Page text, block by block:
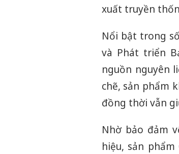
xuất truyền
Nổi bật trong
và Phát triển
nguồn nguyên
chẽ, sản phẩm
đồng thời vẫn
Nhờ bảo đảm
hiệu, sản